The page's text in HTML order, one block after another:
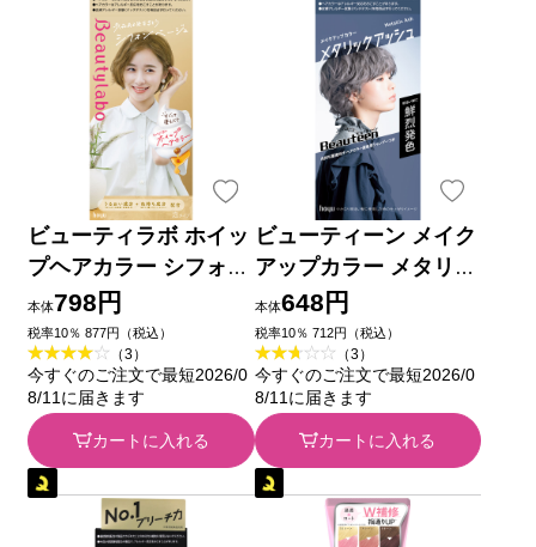
ビューティラボ ホイッ
プヘアカラー シフォン
ベージュ ホーユー (医
薬部外品)
本体798円
税率10％ 877円（税込）
（3）
今すぐのご注文で最短2026/0
8/11に届きます
カートに入れる
ビューティーン メイク
アップカラー メタリッ
クアッシュ ４０ｇ＋８
８ｍｌ ホーユー (医薬
部外品)
本体648円
税率10％ 712円（税込）
（3）
今すぐのご注文で最短2026/0
8/11に届きます
カートに入れる